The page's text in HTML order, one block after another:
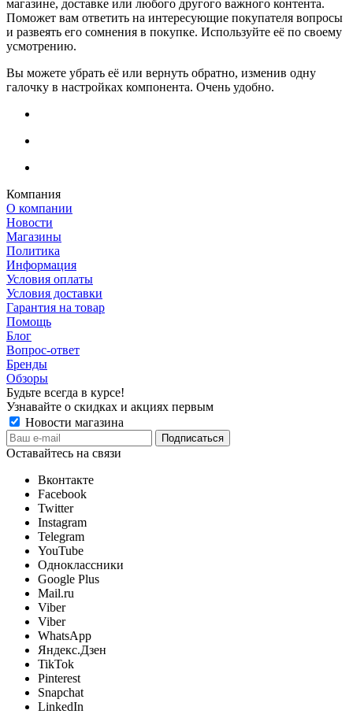
магазине, доставке или любого другого важного контента.
Поможет вам ответить на интересующие покупателя вопросы
и развеять его сомнения в покупке. Используйте её по своему
усмотрению.
Вы можете убрать её или вернуть обратно, изменив одну
галочку в настройках компонента. Очень удобно.
Компания
О компании
Новости
Магазины
Политика
Информация
Условия оплаты
Условия доставки
Гарантия на товар
Помощь
Блог
Вопрос-ответ
Бренды
Обзоры
Будьте всегда в курсе!
Узнавайте о скидках и акциях первым
Новости магазина
Оставайтесь на связи
Вконтакте
Facebook
Twitter
Instagram
Telegram
YouTube
Одноклассники
Google Plus
Mail.ru
Viber
Viber
WhatsApp
Яндекс.Дзен
TikTok
Pinterest
Snapchat
LinkedIn